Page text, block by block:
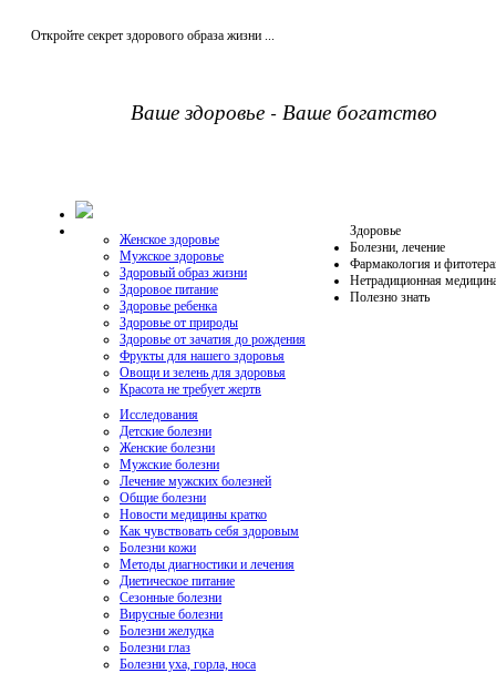
Откройте секрет здорового образа жизни ...
Ваше здоровье - Ваше богатство
Здоровье
Женское здоровье
Мужское здоровье
Здоровый образ жизни
Здоровое питание
Здоровье ребенка
Здоровье от природы
Здоровье от зачатия до рождения
Фрукты для нашего здоровья
Овощи и зелень для здоровья
Красота не требует жертв
Болезни, лечение
Исследования
Детские болезни
Женские болезни
Мужские болезни
Лечение мужских болезней
Общие болезни
Новости медицины кратко
Как чувствовать себя здоровым
Болезни кожи
Методы диагностики и лечения
Диетическое питание
Сезонные болезни
Вирусные болезни
Болезни желудка
Болезни глаз
Болезни уха, горла, носа
Фармакология и
Нетрадиционная
Полезно знать